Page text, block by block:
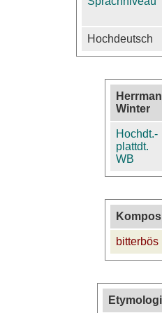
Hochdeutsch
Winter
Hochdt.-
plattdt.
WB
bitterbös